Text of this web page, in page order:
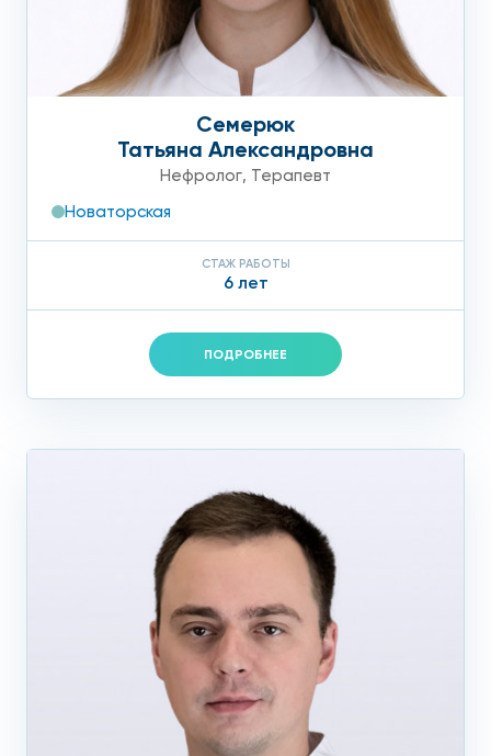
Семерюк
Татьяна Александровна
Нефролог, Терапевт
Новаторская
СТАЖ РАБОТЫ
6 лет
ПОДРОБНЕЕ